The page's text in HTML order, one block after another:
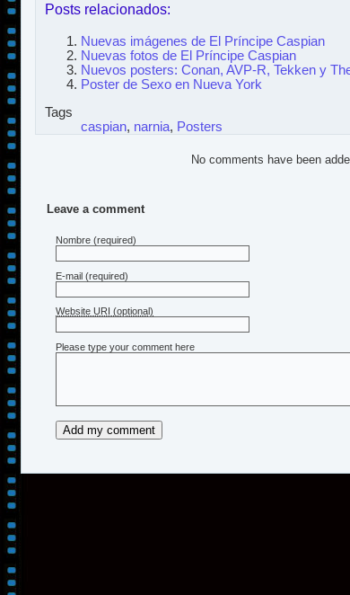
Compartir
Posts relacionados:
Nuevas imágenes de El Príncipe Caspian
Nuevas fotos de El Príncipe Caspian
Nuevos posters: Conan, AVP-R, Tekken y
Poster de Sexo en Nueva York
Tags
caspian, narnia, Posters
No comments have been
Leave a comment
Nombre (required)
E-mail (required)
Website URI (optional)
Please type your comment here